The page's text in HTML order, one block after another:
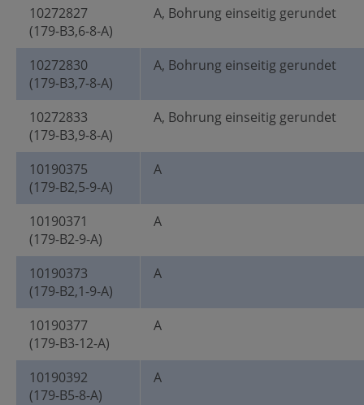
10272827
(179-B3,6-8-A)
A, Bohrung einseitig gerundet
10272830
(179-B3,7-8-A)
A, Bohrung einseitig gerundet
10272833
(179-B3,9-8-A)
A, Bohrung einseitig gerundet
10190375
(179-B2,5-9-A)
A
10190371
(179-B2-9-A)
A
10190373
(179-B2,1-9-A)
A
10190377
(179-B3-12-A)
A
10190392
(179-B5-8-A)
A